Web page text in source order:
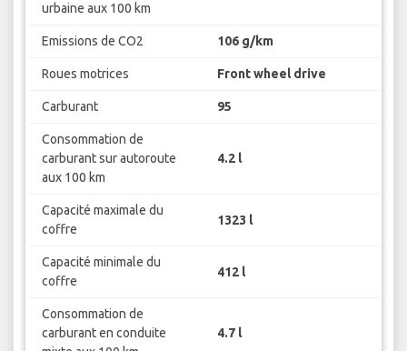
urbaine aux 100 km
Emissions de CO2 106 g/km
Roues motrices Front wheel drive
Carburant 95
Consommation de
carburant sur autoroute
aux 100 km
4.2 l
Capacité maximale du
coffre
1323 l
Capacité minimale du
coffre
412 l
Consommation de
carburant en conduite
4.7 l